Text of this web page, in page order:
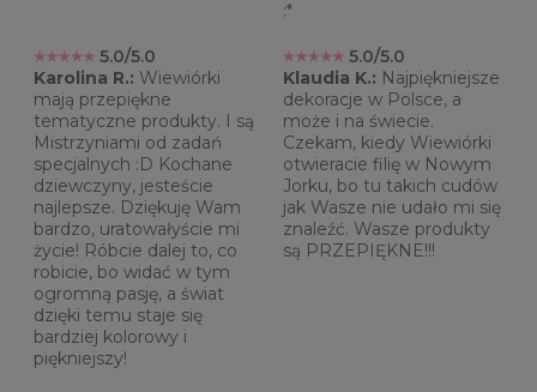
:*
5.0/5.0
Karolina R.: Wiewiórki
mają przepiękne
tematyczne produkty. I są
Mistrzyniami od zadań
specjalnych :D Kochane
dziewczyny, jesteście
najlepsze. Dziękuję Wam
bardzo, uratowałyście mi
życie! Róbcie dalej to, co
robicie, bo widać w tym
ogromną pasję, a świat
dzięki temu staje się
bardziej kolorowy i
piękniejszy!
5.0/5.0
Klaudia K.: Najpiękniejsze
dekoracje w Polsce, a
może i na świecie.
Czekam, kiedy Wiewiórki
otwieracie filię w Nowym
Jorku, bo tu takich cudów
jak Wasze nie udało mi się
znaleźć. Wasze produkty
są PRZEPIĘKNE!!!